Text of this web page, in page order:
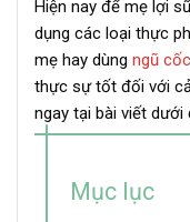
Hiện nay để mẹ lợi
dụng các loại thực
mẹ hay dùng ngũ
thực sự tốt đối với
ngay tại bài viết dưới
Mục lục